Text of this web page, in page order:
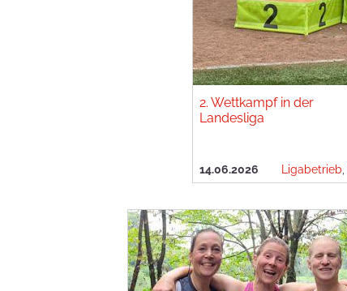
2. Wettkampf in der
Landesliga
14.06.2026 Ligabetrieb